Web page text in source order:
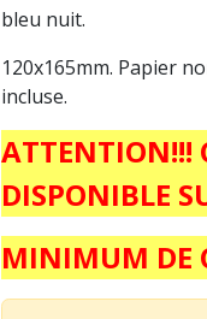
bleu nuit.
120x165mm. Papier
incluse.
ATTENTION!!!
DISPONIBLE
MINIMUM DE